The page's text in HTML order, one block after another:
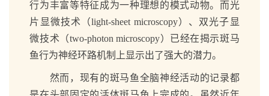
行为丰富等特征成为一种理想的模式动物。而光
片显微技术（light-sheet microscopy）、双光子显
微技术（two-photon microscopy）已经在揭示斑马
鱼行为神经环路机制上显示出了强大的潜力。
然而，现有的斑马鱼全脑神经活动的记录都